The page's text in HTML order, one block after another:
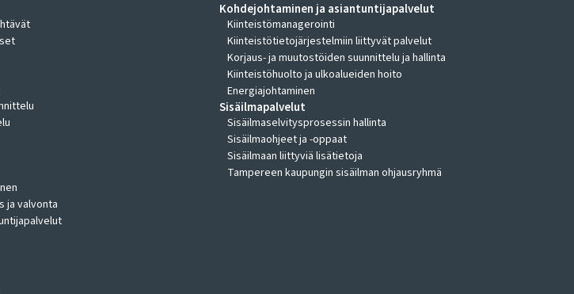
ja valvonta
Kohdejohtaminen ja asiantuntijapalvelut
Kiinteistömanagerointi
Kiinteistötietojärjestelmiin liittyvät palvelut
Korjaus- ja muutostöiden suunnittelu ja hallinta
Kiinteistöhuolto ja ulkoalueiden hoito
Energiajohtaminen
Sisäilmapalvelut
Sisäilmaselvitysprosessin hallinta
Sisäilmaohjeet ja -oppaat
Sisäilmaan liittyviä lisätietoja
Tampereen kaupungin sisäilman ohjausryhmä